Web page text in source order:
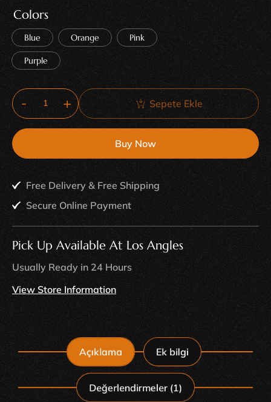
Colors
Blue Orange Pink
Purple
Sepete Ekle
Buy Now
Free Delivery & Free Shipping
Secure Online Payment
Pick Up Available At Los Angles
Usually Ready in 24 Hours
View Store Information
Açıklama Ek bilgi
Değerlendirmeler (1)